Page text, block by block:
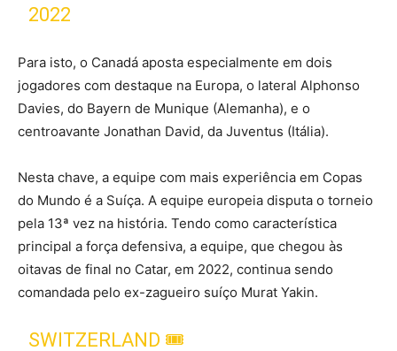
2022
Para isto, o Canadá aposta especialmente em dois
jogadores com destaque na Europa, o lateral Alphonso
Davies, do Bayern de Munique (Alemanha), e o
centroavante Jonathan David, da Juventus (Itália).
Nesta chave, a equipe com mais experiência em Copas
do Mundo é a Suíça. A equipe europeia disputa o torneio
pela 13ª vez na história. Tendo como característica
principal a força defensiva, a equipe, que chegou às
oitavas de final no Catar, em 2022, continua sendo
comandada pelo ex-zagueiro suíço Murat Yakin.
SWITZERLAND 🎟️